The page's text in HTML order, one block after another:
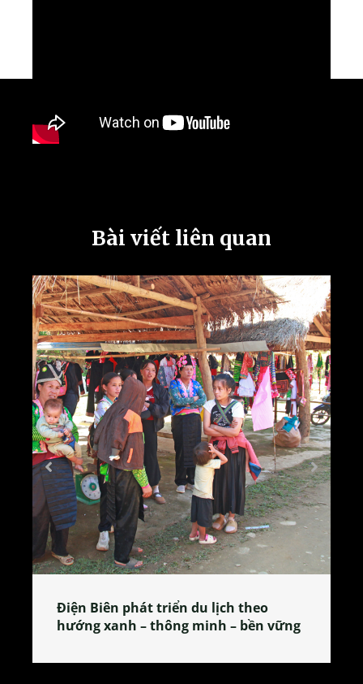
Bài viết liên quan
vững
Làng làm bánh tẻ Phú Nhi – nơi lan
tỏa đặc sản xứ Đoài